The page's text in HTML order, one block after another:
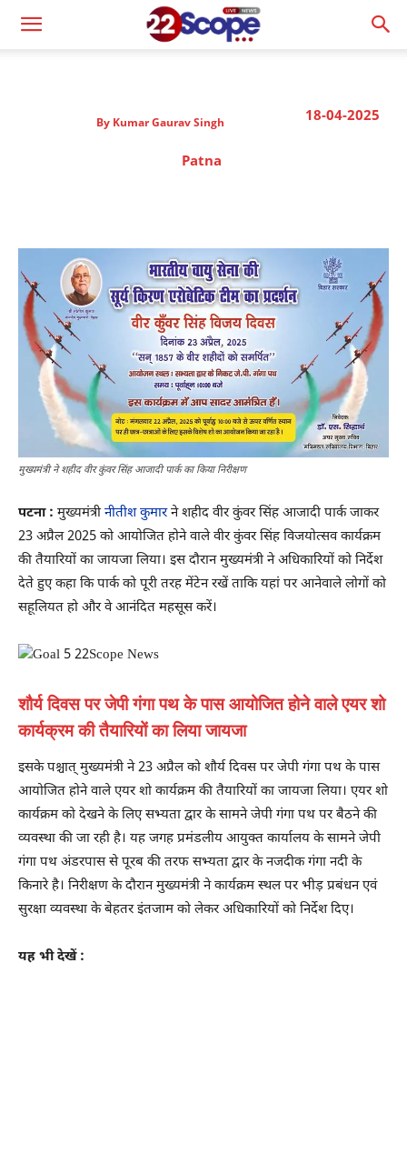
18-04-2025
By Kumar Gaurav Singh
Patna
मुख्यमंत्री ने शहीद वीर कुंवर सिंह आजादी पार्क का किया निरीक्षण
पटना : मुख्यमंत्री नीतीश कुमारने शहीद वीर कुंवर सिंह आजादी पार्क जाकर
23 अप्रैल 2025 को आयोजित होने वाले वीर कुंवर सिंह विजयोत्सव कार्यक्रम
की तैयारियों का जायजा लिया। इस दौरान मुख्यमंत्री ने अधिकारियों को निर्देश
देते हुए कहा कि पार्क को पूरी तरह मेंटेन रखें ताकि यहां पर आनेवाले लोगों को
सहूलियत हो और वे आनंदित महसूस करें।
शौर्य दिवस पर जेपी गंगा पथ के पास आयोजित होने वाले एयर शो
कार्यक्रम की तैयारियों का लिया जायजा
इसके पश्चात् मुख्यमंत्री ने 23 अप्रैल को शौर्य दिवस पर जेपी गंगा पथ के पास
आयोजित होने वाले एयर शो कार्यक्रम की तैयारियों का जायजा लिया। एयर शो
कार्यक्रम को देखने के लिए सभ्यता द्वार के सामने जेपी गंगा पथ पर बैठने की
व्यवस्था की जा रही है। यह जगह प्रमंडलीय आयुक्त कार्यालय के सामने जेपी
गंगा पथ अंडरपास से पूरब की तरफ सभ्यता द्वार के नजदीक गंगा नदी के
किनारे है। निरीक्षण के दौरान मुख्यमंत्री ने कार्यक्रम स्थल पर भीड़ प्रबंधन एवं
सुरक्षा व्यवस्था के बेहतर इंतजाम को लेकर अधिकारियों को निर्देश दिए।
यह भी देखें :